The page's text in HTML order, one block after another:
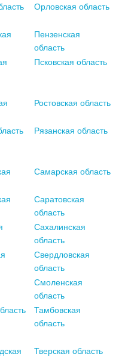
Орловская область
Пензенская
область
Псковская область
Ростовская область
Рязанская область
Самарская область
Саратовская
область
Сахалинская
область
Свердловская
область
Смоленская
область
Тамбовская
область
Тверская область